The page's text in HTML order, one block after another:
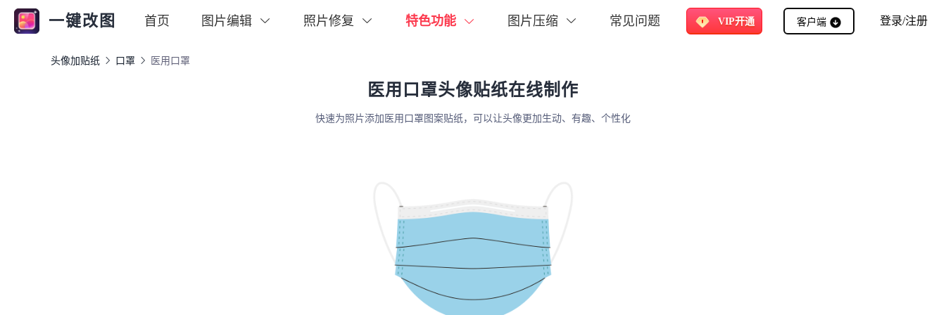
一键改图 首页 图片编辑 照片修复 特色功能 图片压缩 常见问题 VIP开通 客户端 登录/注册
头像加贴纸 口罩 医用口罩
医用口罩头像贴纸在线制作
快速为照片添加医用口罩图案贴纸，可以让头像更加生动、有趣、个性化